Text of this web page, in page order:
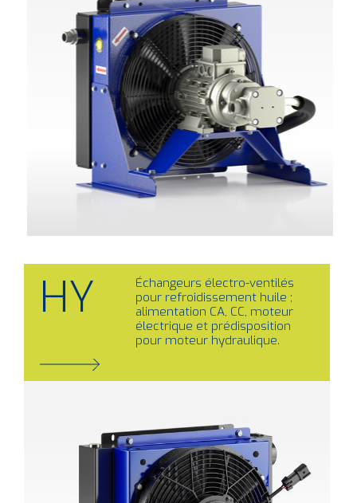
HY
Échangeurs électro-ventilés
pour refroidissement huile ;
alimentation CA, CC, moteur
électrique et prédisposition
pour moteur hydraulique.